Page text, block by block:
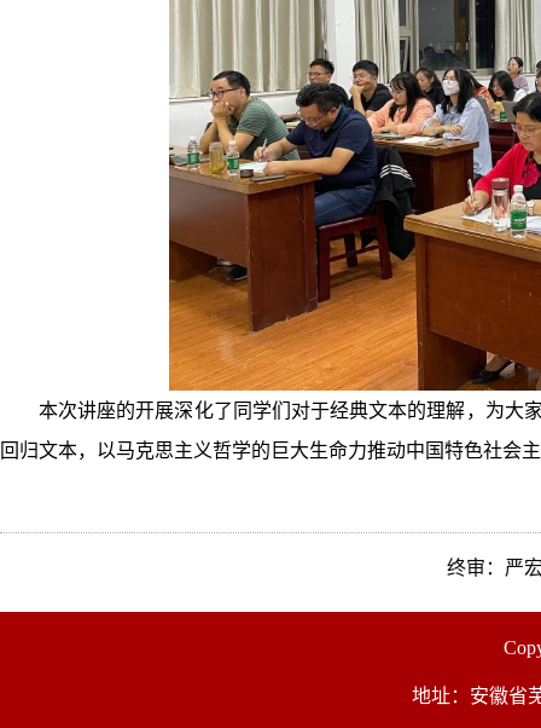
本次讲座的开展深化了同学们对于经典文本的理解，为大
回归文本，以马克思主义哲学的巨大生命力推动中国特色社会
终审：严
地址：安徽省